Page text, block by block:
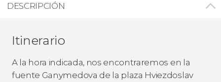
DESCRIPCIÓN
Itinerario
A la hora indicada, nos encontraremos en la
fuente Ganymedova de la plaza Hviezdoslav